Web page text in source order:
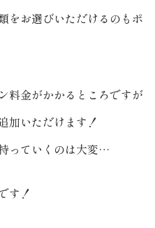
をお選びいただけるのもポ
料金がかかるところですが
加いただけます！
っていくのは大変…
す！